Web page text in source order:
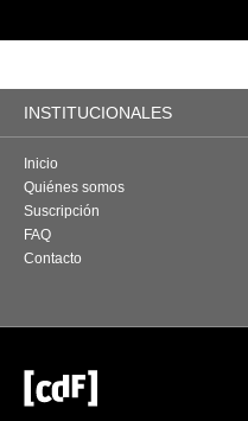
INSTITUCIONALES
Inicio
Quiénes somos
Suscripción
FAQ
Contacto